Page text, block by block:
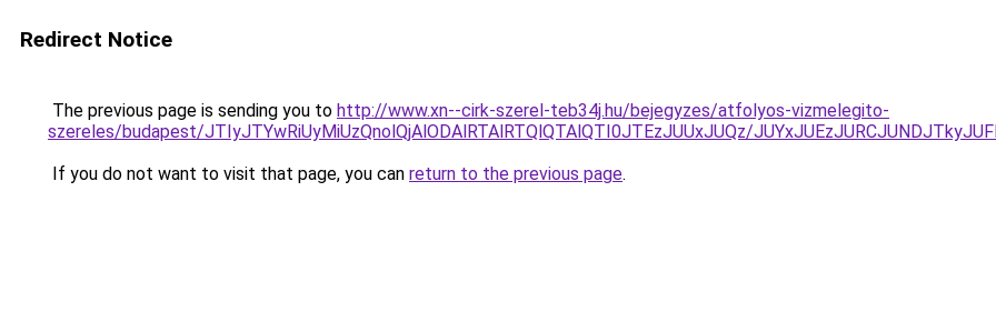
Redirect Notice
The previous page is sending you to http://www.xn--cirk-szerel-teb34j.hu/bejegyzes/atfolyos-vizmelegito-
szereles/budapest/JTIyJTYwRiUyMiUzQnolQjAlODAlRTAlRTQlQTAlQTI0JTEzJUUxJUQz/
If you do not want to visit that page, you can return to the previous page.